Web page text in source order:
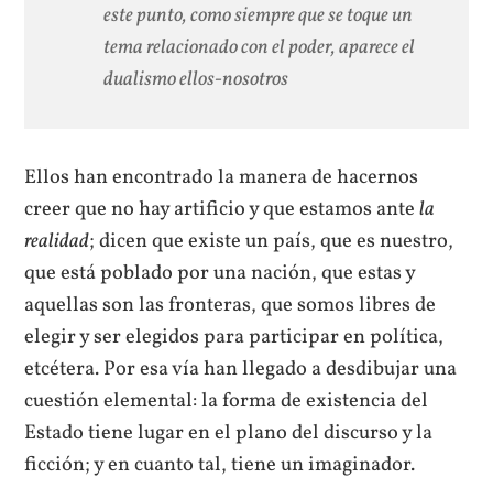
este punto, como siempre que se toque un
tema relacionado con el poder, aparece el
dualismo ellos-nosotros
Ellos han encontrado la manera de hacernos
creer que no hay artificio y que estamos antela
realidad; dicen que existe un país, que es nuestro,
que está poblado por una nación, que estas y
aquellas son las fronteras, que somos libres de
elegir y ser elegidos para participar en política,
etcétera. Por esa vía han llegado a desdibujar una
cuestión elemental: la forma de existencia del
Estado tiene lugar en el plano del discurso y la
ficción; y en cuanto tal, tiene un imaginador.